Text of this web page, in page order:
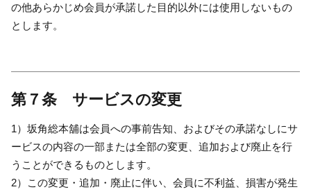
の他あらかじめ会員が承諾した目的以外には使用しないもの
とします。
第７条 サービスの変更
1）坂角総本舖は会員への事前告知、およびその承諾なしにサ
ービスの内容の一部または全部の変更、追加および廃止を行
うことができるものとします。
2）この変更・追加・廃止に伴い、会員に不利益、損害が発生